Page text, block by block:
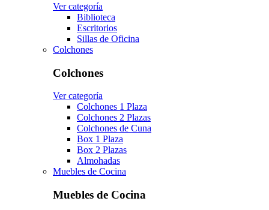
Ver categoría
Biblioteca
Escritorios
Sillas de Oficina
Colchones
Colchones
Ver categoría
Colchones 1 Plaza
Colchones 2 Plazas
Colchones de Cuna
Box 1 Plaza
Box 2 Plazas
Almohadas
Muebles de Cocina
Muebles de Cocina